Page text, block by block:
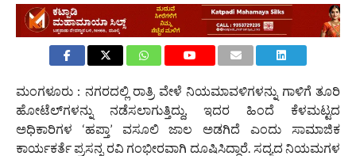
ಮಂಗಳೂರು : ನಗರದಲ್ಲಿ ರಾತ್ರಿ ವೇಳೆ ನಿಯಮಾವಳಿಗಳನ್ನು ಗಾಳಿಗೆ ತೂರಿ
ಹೋಟೆಲ್‌ಗಳನ್ನು ನಡೆಸಲಾಗುತ್ತಿದ್ದು, ಇದರ ಹಿಂದೆ ಕೆಳಮಟ್ಟದ
ಅಧಿಕಾರಿಗಳ ‘ಹಪ್ತಾ’ ವಸೂಲಿ ಜಾಲ ಅಡಗಿದೆ ಎಂದು ಸಾಮಾಜಿಕ
ಕಾರ್ಯಕರ್ತೆ ಪ್ರಸನ್ನ ರವಿ ಗಂಭೀರವಾಗಿ ದೂಷಿಸಿದ್ದಾರೆ. ಸದ್ಯದ ನಿಯಮಗಳ